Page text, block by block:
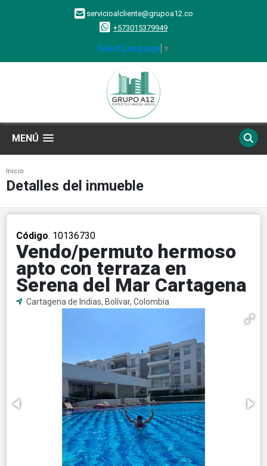
servicioalcliente@grupoa12.co
+573015379949
Select Language ▼
MENÚ
Inicio
Detalles del inmueble
Código. 10136730
Vendo/permuto hermoso
apto con terraza en
Serena del Mar Cartagena
Cartagena de Indias, Bolívar, Colombia